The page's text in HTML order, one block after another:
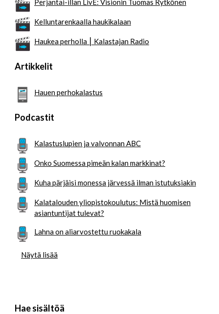
Perjantai-illan LivE: Visionin Tuomas Rytkönen
Kelluntarenkaalla haukikalaan
Haukea perholla ⎮ Kalastajan Radio
Artikkelit
Hauen perhokalastus
Podcastit
Kalastuslupien ja valvonnan ABC
Onko Suomessa pimeän kalan markkinat?
Kuha pärjäisi monessa järvessä ilman istutuksiakin
Kalatalouden yliopistokoulutus: Mistä huomisen
asiantuntijat tulevat?
Lahna on aliarvostettu ruokakala
Näytä lisää
Hae sisältöä